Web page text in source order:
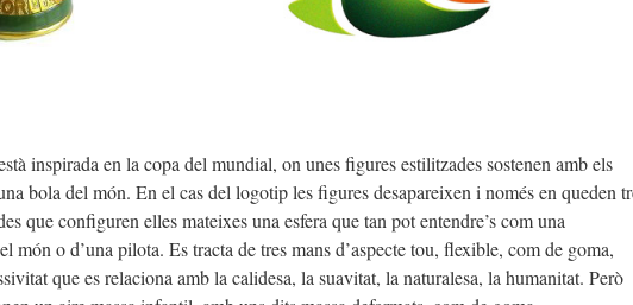
inspirada en la copa del mundial, on unes figures estilitzades sostenen amb els
bola del món. En el cas del logotip les figures desapareixen i només en queden
que configuren elles mateixes una esfera que tan pot entendre’s com una
món o d’una pilota. Es tracta de tres mans d’aspecte tou, flexible, com de goma,
que es relaciona amb la calidesa, la suavitat, la naturalesa, la humanitat. Però